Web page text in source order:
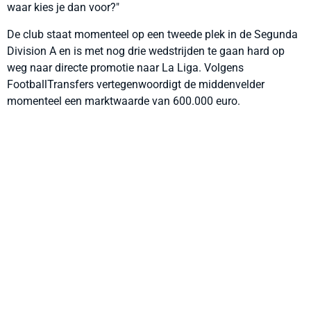
waar kies je dan voor?"
De club staat momenteel op een tweede plek in de Segunda
Division A en is met nog drie wedstrijden te gaan hard op
weg naar directe promotie naar La Liga. Volgens
FootballTransfers vertegenwoordigt de middenvelder
momenteel een marktwaarde van 600.000 euro.